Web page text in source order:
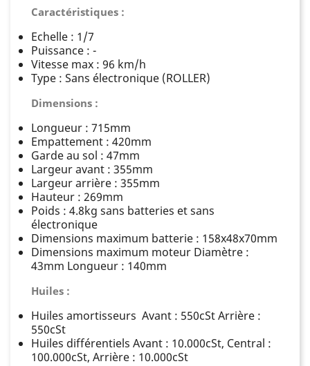
Caractéristiques :
Echelle : 1/7
Puissance : -
Vitesse max : 96 km/h
Type : Sans électronique (ROLLER)
Dimensions :
Longueur : 715mm
Empattement : 420mm
Garde au sol : 47mm
Largeur avant : 355mm
Largeur arrière : 355mm
Hauteur : 269mm
Poids : 4.8kg sans batteries et sans
électronique
Dimensions maximum batterie : 158x48x70mm
Dimensions maximum moteur Diamètre :
43mm Longueur : 140mm
Huiles :
Huiles amortisseurs Avant : 550cSt Arrière :
550cSt
Huiles différentiels Avant : 10.000cSt, Central :
100.000cSt, Arrière : 10.000cSt